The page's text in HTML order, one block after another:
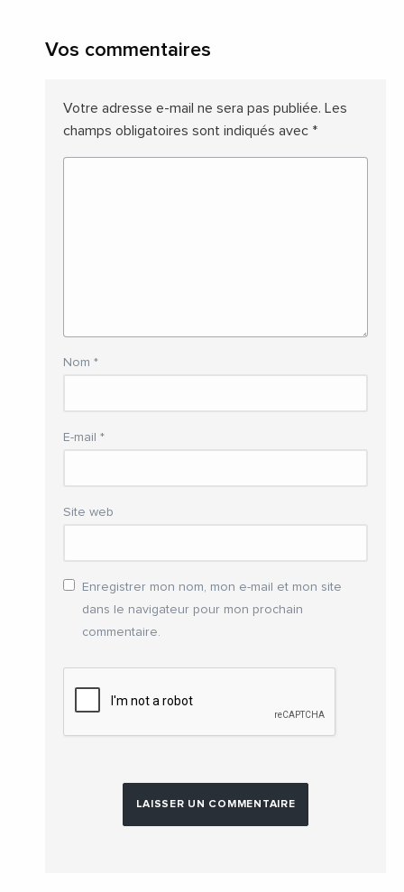
Vos commentaires
Votre adresse e-mail ne sera pas publiée. Les
champs obligatoires sont indiqués avec *
Nom *
E-mail *
Site web
Enregistrer mon nom, mon e-mail et mon site
dans le navigateur pour mon prochain
commentaire.